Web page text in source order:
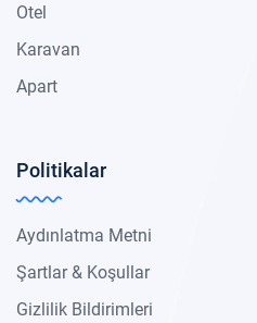
Otel
Karavan
Apart
Politikalar
Aydınlatma Metni
Şartlar & Koşullar
Gizlilik Bildirimleri